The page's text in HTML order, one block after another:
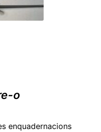
o
enquadernacions